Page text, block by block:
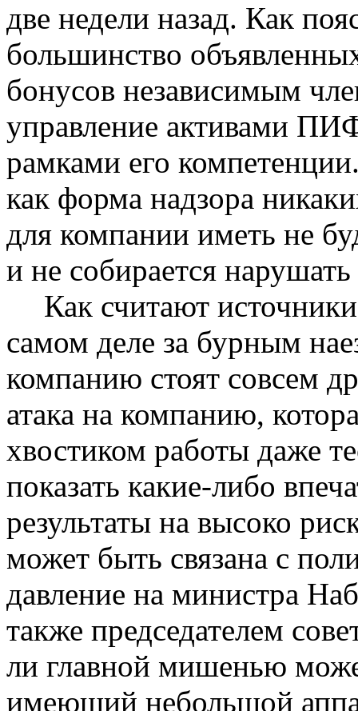
две недели назад. Как
большинство
бонусов независимым
управление активами
рамками его
как форма надзора
для компании иметь не
и не собирается нарушать
Как считают
самом деле за бурным
компанию стоят совсем
атака на компанию,
хвостиком работы даже
показать какие-либо
результаты на высоко
может быть связана с
давление на министра
также председателем
ли главной мишенью
имеющий небольшой